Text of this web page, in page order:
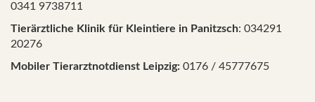
0341 9738711
Tierärztliche Klinik für Kleintiere in Panitzsch: 034291
20276
Mobiler Tierarztnotdienst Leipzig: 0176 / 45777675